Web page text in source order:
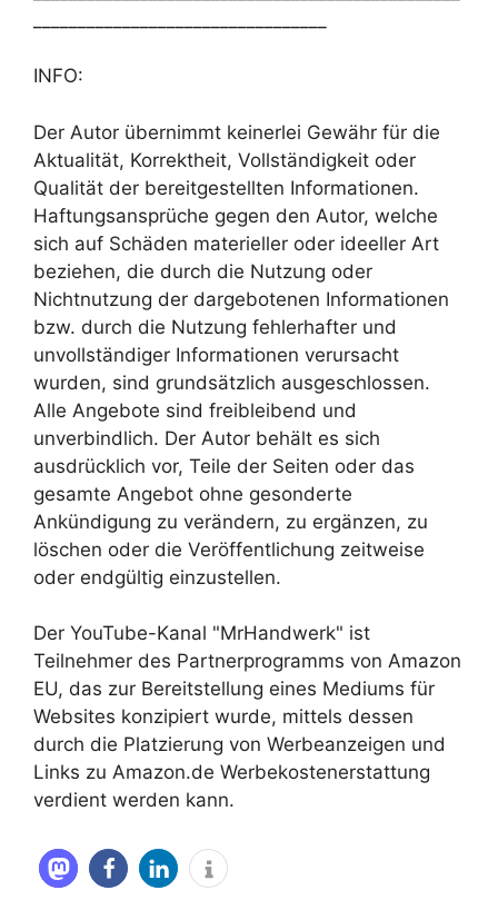
INFO:
Der Autor übernimmt keinerlei Gewähr für die
Aktualität, Korrektheit, Vollständigkeit oder
Qualität der bereitgestellten Informationen.
Haftungsansprüche gegen den Autor, welche
sich auf Schäden materieller oder ideeller Art
beziehen, die durch die Nutzung oder
Nichtnutzung der dargebotenen Informationen
bzw. durch die Nutzung fehlerhafter und
unvollständiger Informationen verursacht
wurden, sind grundsätzlich ausgeschlossen.
Alle Angebote sind freibleibend und
unverbindlich. Der Autor behält es sich
ausdrücklich vor, Teile der Seiten oder das
gesamte Angebot ohne gesonderte
Ankündigung zu verändern, zu ergänzen, zu
löschen oder die Veröffentlichung zeitweise
oder endgültig einzustellen.
Der YouTube-Kanal "MrHandwerk" ist
Teilnehmer des Partnerprogramms von Amazon
EU, das zur Bereitstellung eines Mediums für
Websites konzipiert wurde, mittels dessen
durch die Platzierung von Werbeanzeigen und
Links zu Amazon.de Werbekostenerstattung
verdient werden kann.